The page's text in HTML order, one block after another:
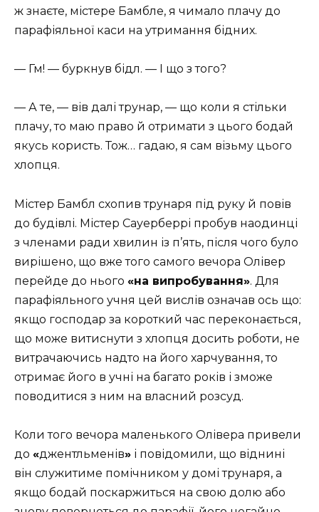
ж знаєте, містере Бамбле, я чимало плачу до
парафіяльної каси на утримання бідних.
— Гм! — буркнув бідл. — І що з того?
— А те, — вів далі трунар, — що коли я стільки
плачу, то маю право й отримати з цього бодай
якусь користь. Тож… гадаю, я сам візьму цього
хлопця.
Містер Бамбл схопив трунаря під руку й повів
до будівлі. Містер Сауерберрі пробув наодинці
з членами ради хвилин із п’ять, після чого було
вирішено, що вже того самого вечора Олівер
перейде до нього «на випробування». Для
парафіяльного учня цей вислів означав ось що:
якщо господар за короткий час переконається,
що може витиснути з хлопця досить роботи, не
витрачаючись надто на його харчування, то
отримає його в учні на багато років і зможе
поводитися з ним на власний розсуд.
Коли того вечора маленького Олівера привели
до «джентльменів» і повідомили, що віднині
він служитиме помічником у домі трунаря, а
якщо бодай поскаржиться на свою долю або